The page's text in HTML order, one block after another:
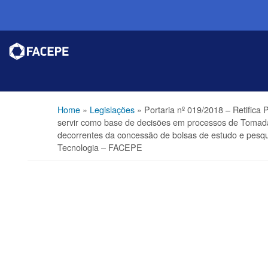
Home» Legislações» Portaria nº 019/2018 – Retifica
servir como base de decisões em processos de
decorrentes da concessão de bolsas de estudo e
Tecnologia – FACEPE